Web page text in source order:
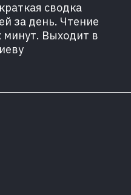
сводка
за день. Чтение
минут. Выходит в